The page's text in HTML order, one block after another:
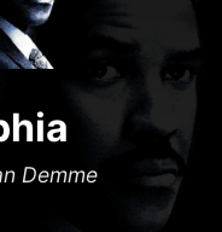
Demme